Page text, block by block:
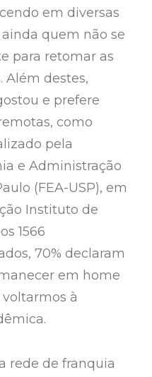
em diversas
quem não se
para retomar as
Além destes,
e prefere
como
pela
e Administração
(FEA-USP), em
Instituto de
1566
70% declaram
em home
à
rede de franquia